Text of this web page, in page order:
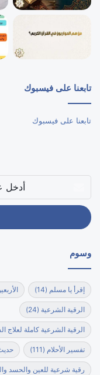
تابعنا على فيسبوك
تابعنا على فيسبوك
أدخل
بريدك
الإلكتروني
وسوم
إقرأ يا مسلم (14)
الرقية الشرعية (24)
الرقية الشرعية كاملة
تفسير الأحلام (111)
رقية شرعية للعين والحسد